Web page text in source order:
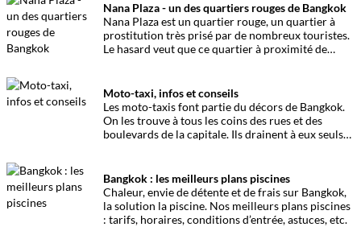
Nana Plaza - un des quartiers rouges de Bangkok
Nana Plaza est un quartier rouge, un quartier à
prostitution très prisé par de nombreux touristes.
Le hasard veut que ce quartier à proximité de
Moto-taxi, infos et conseils
Les moto-taxis font partie du décors de Bangkok.
On les trouve à tous les coins des rues et des
boulevards de la capitale. Ils drainent à eux seuls
Bangkok : les meilleurs plans piscines
Chaleur, envie de détente et de frais sur Bangkok,
la solution la piscine. Nos meilleurs plans piscines
: tarifs, horaires, conditions d’entrée, astuces, etc.